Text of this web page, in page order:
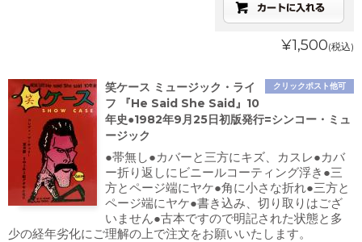
¥1,500(税込)
クリックポスト他可
笑ケース ミュージック・ライ
フ 『He Said She Said』10
年史●1982年9月25日初版発行=シンコー・ミュ
ージック
●帯無し●カバーと三方にキズ、カスレ●カバ
ー折り返しにビニールコーティング浮き●三
方とページ端にヤケ●角に小さな折れ●三方と
ページ端にヤケ●書き込み、切り取りはござ
いません●古本ですので明記された状態と多
少の経年劣化にご理解の上で注文をお願いいたします。